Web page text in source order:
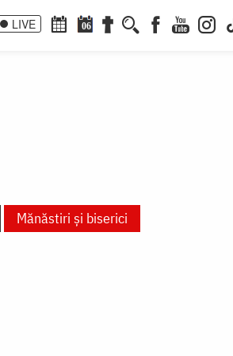
LIVE 06
Mănăstiri și biserici